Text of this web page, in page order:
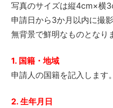
写真のサイズは縦4cm×横
申請日から3か月以内に撮
無背景で鮮明なものとなり
1. 国籍・地域
申請人の国籍を記入します
2. 生年月日